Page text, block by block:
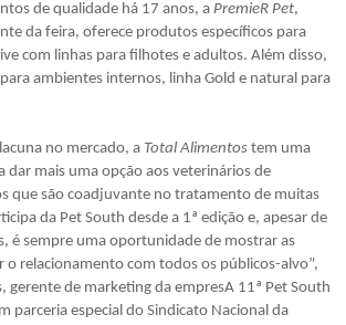
de qualidade há 17 anos, a PremieR Pet,
da feira, oferece produtos específicos para
com linhas para filhotes e adultos. Além disso,
ambientes internos, linha Gold e natural para
no mercado, a Total Alimentos tem uma
dar mais uma opção aos veterinários de
que são coadjuvante no tratamento de muitas
da Pet South desde a 1ª edição e, apesar de
é sempre uma oportunidade de mostrar as
o relacionamento com todos os públicos-alvo”,
gerente de marketing da empresA 11ª Pet South
parceria especial do Sindicato Nacional da